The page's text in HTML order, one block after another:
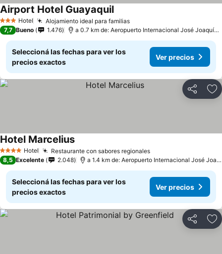
3 Estrellas
Hotel Alojamiento ideal para familias
Airport Hotel Guayaquil
7,7 Bueno 1.476 a 0.7 km de: Aeropuerto Internacional José Joaquín de Olmedo
Seleccioná las fechas para ver los
precios exactos
Ver precios
Compartir
4 EstrellasHotel Restaurante con sabores regionales
Hotel Marcelius
8,5 Excelente 2.048 a 1.4 km de: Aeropuerto Internacional José Joaquín de Olmedo
Seleccioná las fechas para ver los
precios exactos
Ver precios
Compartir